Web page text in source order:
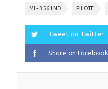
ML-3561ND PILOTE
Tweet on Twitter
Share on Facebook